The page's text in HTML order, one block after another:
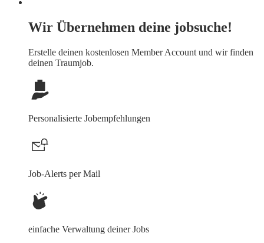
Wir Übernehmen deine jobsuche!
Erstelle deinen kostenlosen Member Account und wir finden
deinen Traumjob.
Personalisierte Jobempfehlungen
Job-Alerts per Mail
einfache Verwaltung deiner Jobs